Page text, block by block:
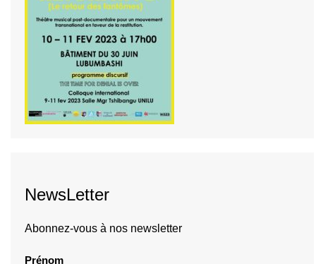
NewsLetter
Abonnez-vous à nos newsletter
Prénom